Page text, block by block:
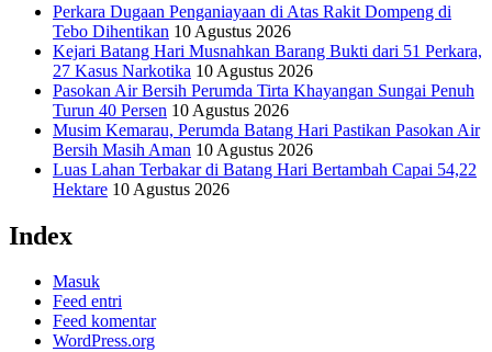
Perkara Dugaan Penganiayaan di Atas Rakit Dompeng di
Tebo Dihentikan 10 Agustus 2026
Kejari Batang Hari Musnahkan Barang Bukti dari 51 Perkara,
27 Kasus Narkotika 10 Agustus 2026
Pasokan Air Bersih Perumda Tirta Khayangan Sungai Penuh
Turun 40 Persen 10 Agustus 2026
Musim Kemarau, Perumda Batang Hari Pastikan Pasokan Air
Bersih Masih Aman 10 Agustus 2026
Luas Lahan Terbakar di Batang Hari Bertambah Capai 54,22
Hektare 10 Agustus 2026
Index
Masuk
Feed entri
Feed komentar
WordPress.org